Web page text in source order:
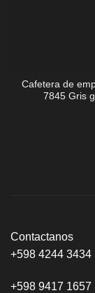
Cafetera de
7845 Gris
Contactanos
+598 4244 3434
+598 9417 1657